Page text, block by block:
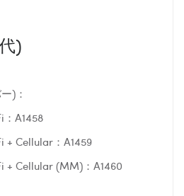
)
)：
A1458
+ Cellular：A1459
+ Cellular (MM)：A1460